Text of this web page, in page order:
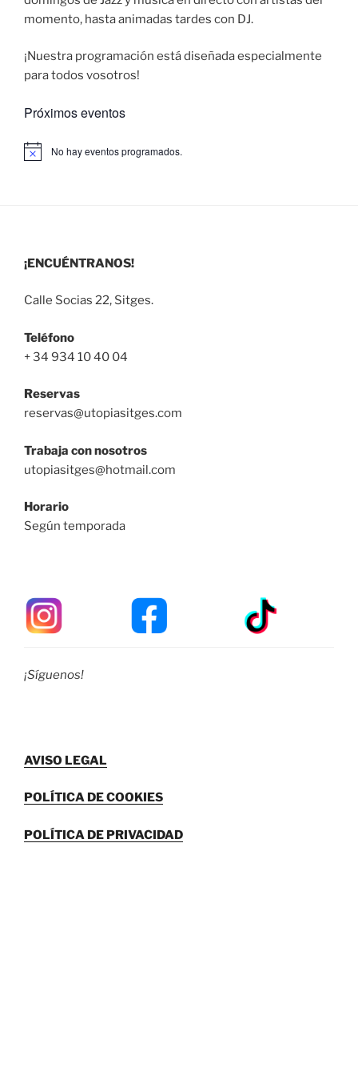
momento, hasta animadas tardes con DJ.
¡Nuestra programación está diseñada especialmente
para todos vosotros!
Próximos eventos
No hay eventos programados.
¡ENCUÉNTRANOS!
Calle Socias 22, Sitges.
Teléfono
+ 34 934 10 40 04
Reservas
reservas@utopiasitges.com
Trabaja con nosotros
utopiasitges@hotmail.com
Horario
Según temporada
¡Síguenos!
AVISO LEGAL
POLÍTICA DE COOKIES
POLÍTICA DE PRIVACIDAD